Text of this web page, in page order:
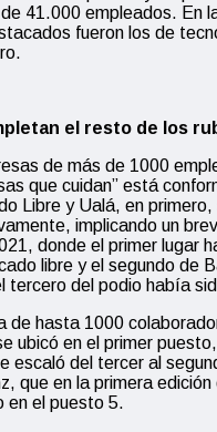
41.000 empleados. En
fueron los de
el resto de los
de más de 1000
que cuidan” está
Libre y Ualá, en
implicando un
donde el primer lugar
libre y el segundo de
tercero del podio había
de hasta 1000
ubicó en el primer
escaló del tercer al
que en la primera
en el puesto 5.